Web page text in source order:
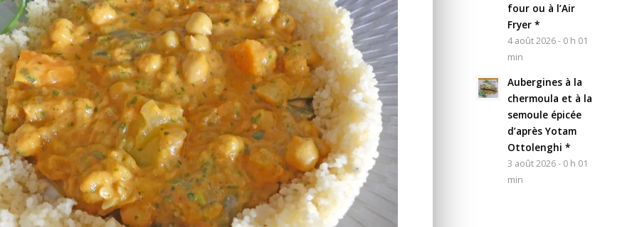
four ou à l’Air
Fryer *
4 août 2026 - 0 h 01
min
Aubergines à la
chermoula et à la
semoule épicée
d’après Yotam
Ottolenghi *
3 août 2026 - 0 h 01
min